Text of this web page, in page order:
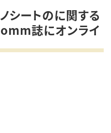
シートのに関する
誌にオンライ